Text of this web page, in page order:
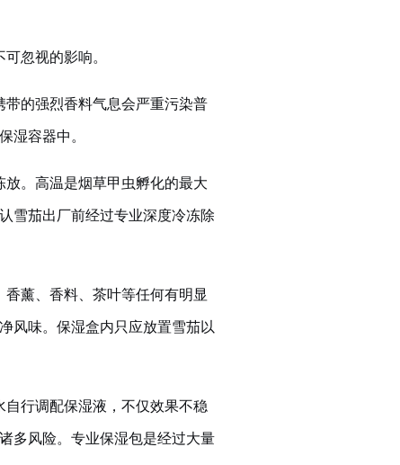
忽视的影响。
的强烈香料气息会严重污染普
湿容器中。
。高温是烟草甲虫孵化的最大
雪茄出厂前经过专业深度冷冻除
薰、香料、茶叶等任何有明显
风味。保湿盒内只应放置雪茄以
行调配保湿液，不仅效果不稳
多风险。专业保湿包是经过大量